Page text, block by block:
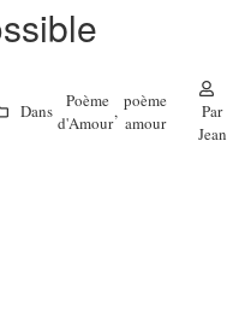
Dans
Poème
d'Amour
,
poème
amour
Par
Jean